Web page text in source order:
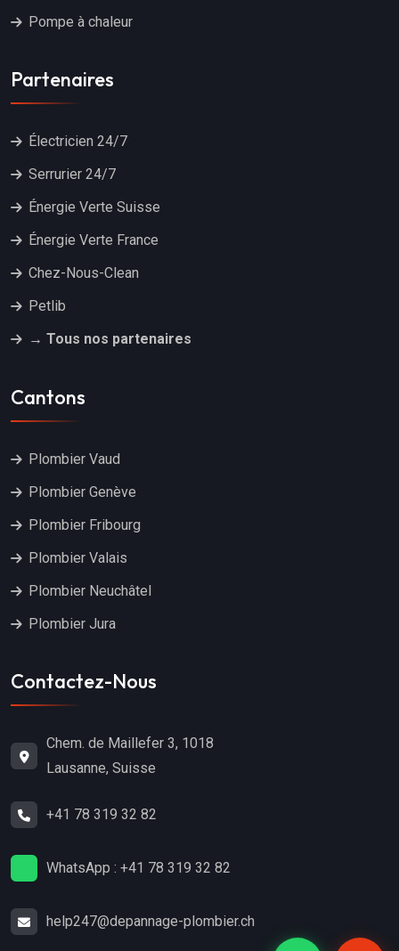
Pompe à chaleur
Partenaires
Électricien 24/7
Serrurier 24/7
Énergie Verte Suisse
Énergie Verte France
Chez-Nous-Clean
Petlib
→ Tous nos partenaires
Cantons
Plombier Vaud
Plombier Genève
Plombier Fribourg
Plombier Valais
Plombier Neuchâtel
Plombier Jura
Contactez-Nous
Chem. de Maillefer 3, 1018
Lausanne, Suisse
+41 78 319 32 82
WhatsApp : +41 78 319 32 82
help247@depannage-plombier.ch